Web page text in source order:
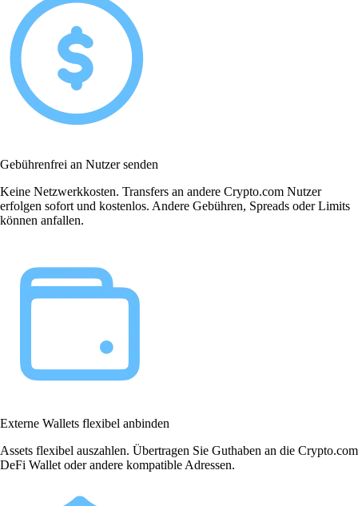
Gebührenfrei an Nutzer senden
Keine Netzwerkkosten. Transfers an andere Crypto.com Nutzer
erfolgen sofort und kostenlos. Andere Gebühren, Spreads oder Limits
können anfallen.
Externe Wallets flexibel anbinden
Assets flexibel auszahlen. Übertragen Sie Guthaben an die Crypto.com
DeFi Wallet oder andere kompatible Adressen.